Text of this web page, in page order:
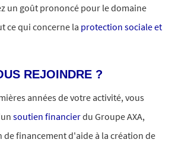
un goût prononcé pour le domaine
ce qui concerne la protection sociale et
REJOINDRE ?
années de votre activité, vous
soutien financierdu Groupe AXA,
de financement d'aide à la création de